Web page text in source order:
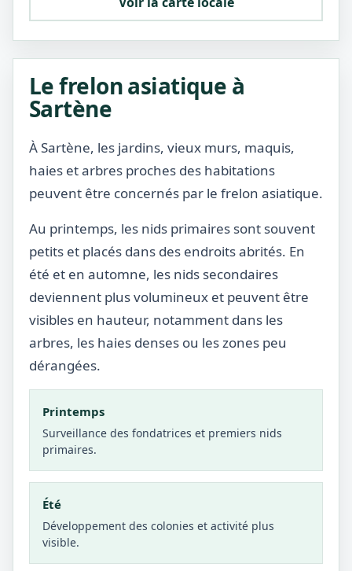
Le frelon asiatique à
Sartène
À Sartène, les jardins, vieux murs, maquis,
haies et arbres proches des habitations
peuvent être concernés par le frelon asiatique.
Au printemps, les nids primaires sont souvent
petits et placés dans des endroits abrités. En
été et en automne, les nids secondaires
deviennent plus volumineux et peuvent être
visibles en hauteur, notamment dans les
arbres, les haies denses ou les zones peu
dérangées.
Printemps
Surveillance des fondatrices et premiers nids
primaires.
Été
Développement des colonies et activité plus
visible.